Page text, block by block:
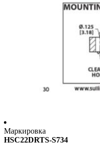
Маркировка
HSC22DRTS-S734